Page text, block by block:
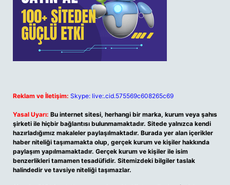
Reklam ve İletişim: Skype: live:.cid.575569c608265c69
Yasal Uyarı: Bu internet sitesi, herhangi bir marka, kurum veya şahıs
şirketi ile hiçbir bağlantısı bulunmamaktadır. Sitede yalnızca kendi
hazırladığımız makaleler paylaşılmaktadır. Burada yer alan içerikler
haber niteliği taşımamakta olup, gerçek kurum ve kişiler hakkında
paylaşım yapılmamaktadır. Gerçek kurum ve kişiler ile isim
benzerlikleri tamamen tesadüfidir. Sitemizdeki bilgiler taslak
halindedir ve tavsiye niteliği taşımazlar.